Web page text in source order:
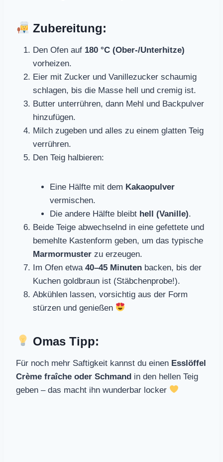
Zubereitung:
Den Ofen auf 180 °C (Ober-/Unterhitze)
vorheizen.
Eier mit Zucker und Vanillezucker schaumig
schlagen, bis die Masse hell und cremig ist.
Butter unterrühren, dann Mehl und Backpulver
hinzufügen.
Milch zugeben und alles zu einem glatten Teig
verrühren.
Den Teig halbieren:
Eine Hälfte mit dem Kakaopulver
vermischen.
Die andere Hälfte bleibt hell (Vanille).
Beide Teige abwechselnd in eine gefettete und
bemehlte Kastenform geben, um das typische
Marmormuster zu erzeugen.
Im Ofen etwa 40–45 Minuten backen, bis der
Kuchen goldbraun ist (Stäbchenprobe!).
Abkühlen lassen, vorsichtig aus der Form
stürzen und genießen
Omas Tipp:
Für noch mehr Saftigkeit kannst du einen Esslöffel
Crème fraîche oder Schmand in den hellen Teig
geben – das macht ihn wunderbar locker